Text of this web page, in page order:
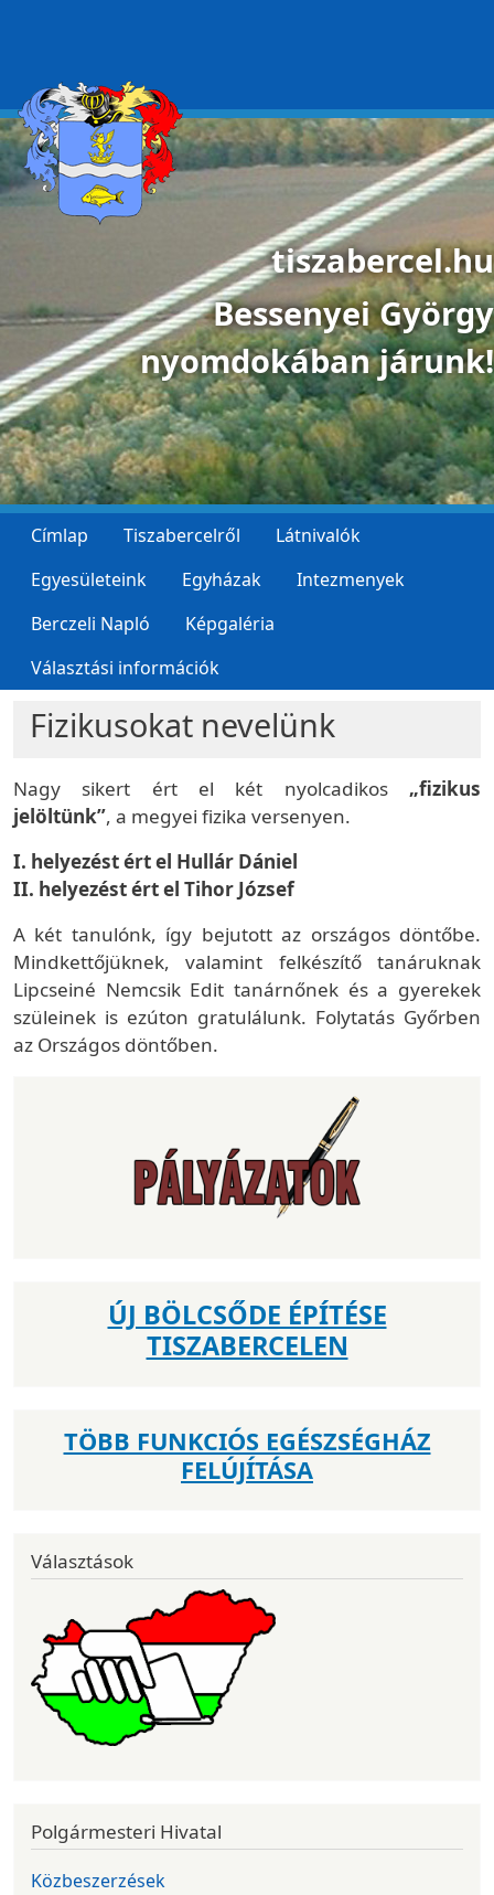
tiszabercel.hu
Bessenyei György
nyomdokában járunk!
Címlap Tiszabercelről
Látnivalók
Egyesületeink
Egyházak
Intezmenyek
Berczeli Napló
Képgaléria
Választási információk
Fizikusokat nevelünk
Nagy sikert ért el két nyolcadikos „fizikus
jelöltünk”, a megyei fizika versenyen.
I. helyezést ért el Hullár Dániel
II. helyezést ért el Tihor József
A két tanulónk, így bejutott az országos döntőbe.
Mindkettőjüknek, valamint felkészítő tanáruknak
Lipcseiné Nemcsik Edit tanárnőnek és a gyerekek
szüleinek is ezúton gratulálunk. Folytatás Győrben
az Országos döntőben.
ÚJ BÖLCSŐDE ÉPÍTÉSE
TISZABERCELEN
TÖBB FUNKCIÓS EGÉSZSÉGHÁZ
FELÚJÍTÁSA
Választások
Polgármesteri Hivatal
Közbeszerzések